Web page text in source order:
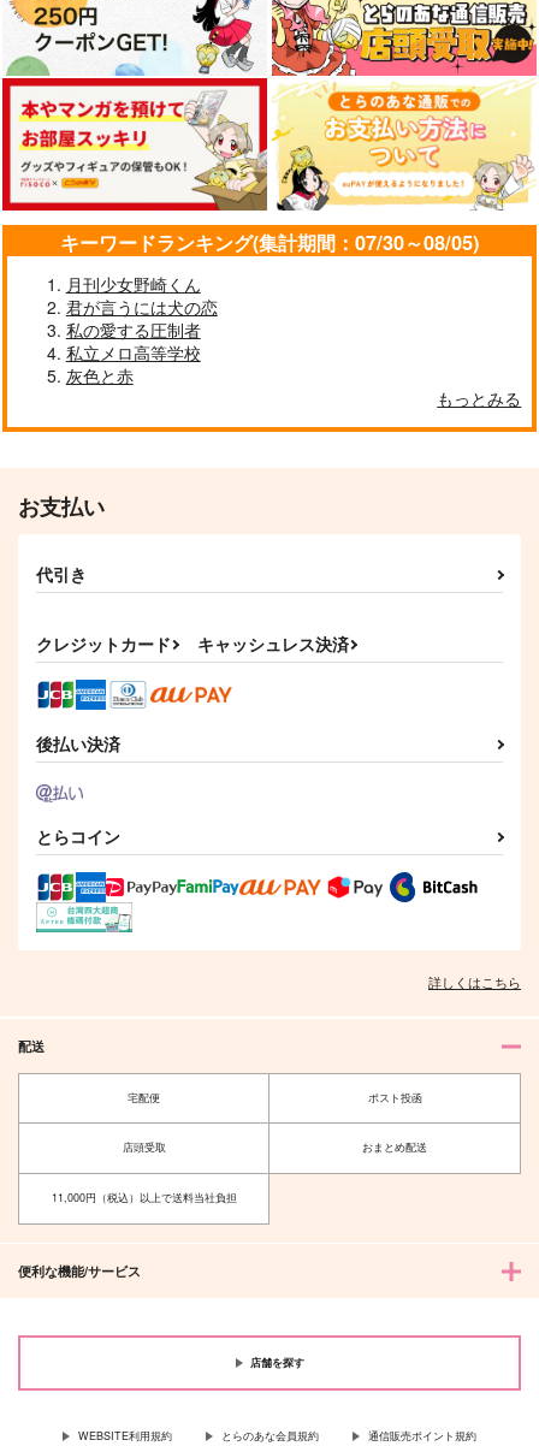
エンドロールは地獄まで 2 嘘つきなキスで今日もバイバイ
好きとおかえり 25時、赤坂で 6
クールぶり男子と激重男子 1
オレはお前に推されたい!! 隠れ狼と流され子羊
北山くんと南谷くん －お付き合い1
年目－&西湖くんと東川くん 1
ふたりよがりなメルティチャーム 1
佐々木と宮野 11 理想的恋愛の条件 4 特装版
最終電車 second time 推しカプの攻に攻められる俺の話
キーワードランキング(集計期間：07/30～08/05)
月刊少女野崎くん
君が言うには犬の恋
私の愛する圧制者
私立メロ高等学校
灰色と赤
もっとみる
お支払い
代引き
クレジットカード キャッシュレス決済
後払い決済
とらコイン
詳しくはこちら
配送
宅配便 ポスト投函
店頭受取 おまとめ配送
11,000円（税込）以上で送料当社負担
便利な機能/サービス
店舗を探す
WEBSITE利用規約 とらのあな会員規約 通信販売ポイント規約